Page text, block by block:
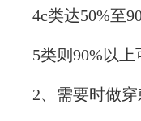
4c类达50%至
5类则90%以上
2、需要时做穿